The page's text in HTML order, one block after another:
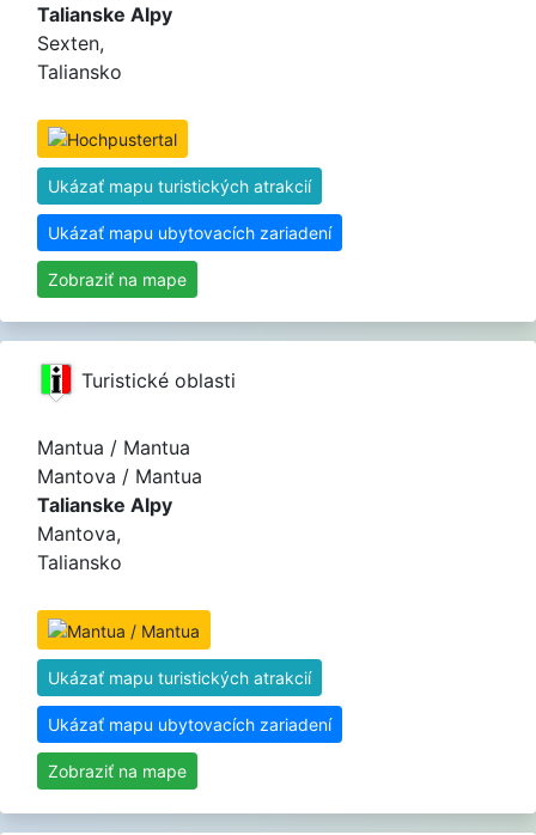
Talianske Alpy
Sexten,
Taliansko
Ukázať mapu turistických atrakcií
Ukázať mapu ubytovacích zariadení
Zobraziť na mape
Turistické oblasti
Mantua / Mantua
Mantova / Mantua
Talianske Alpy
Mantova,
Taliansko
Ukázať mapu turistických atrakcií
Ukázať mapu ubytovacích zariadení
Zobraziť na mape